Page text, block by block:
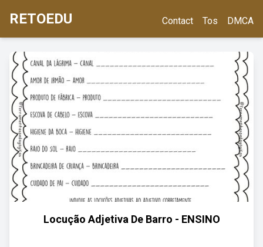
RETOEDU Contact Tos DMCA
Locução Adjetiva De Barro - ENSINO